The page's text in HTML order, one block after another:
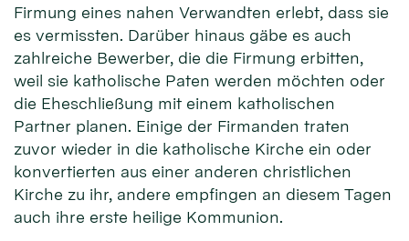
Firmung eines nahen Verwandten erlebt, dass sie
es vermissten. Darüber hinaus gäbe es auch
zahlreiche Bewerber, die die Firmung erbitten,
weil sie katholische Paten werden möchten oder
die Eheschließung mit einem katholischen
Partner planen. Einige der Firmanden traten
zuvor wieder in die katholische Kirche ein oder
konvertierten aus einer anderen christlichen
Kirche zu ihr, andere empfingen an diesem Tagen
auch ihre erste heilige Kommunion.